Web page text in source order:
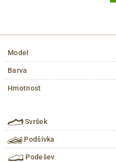
Model
Barva
Hmotnost
Svršek
Podšívka
Podešev